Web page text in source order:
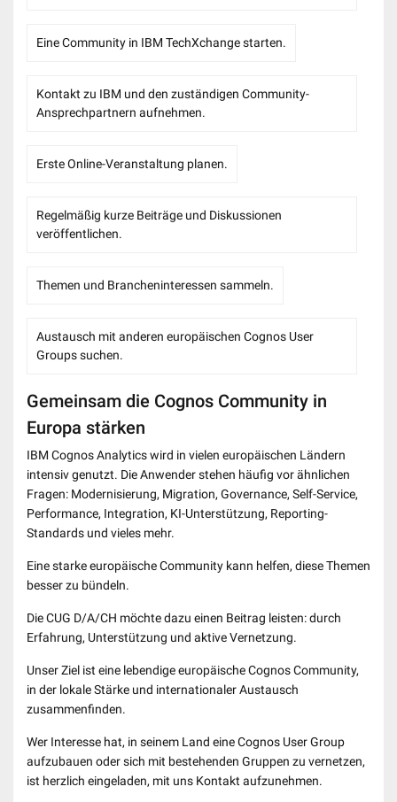
Eine Community in IBM TechXchange starten.
Kontakt zu IBM und den zuständigen Community-
Ansprechpartnern aufnehmen.
Erste Online-Veranstaltung planen.
Regelmäßig kurze Beiträge und Diskussionen
veröffentlichen.
Themen und Brancheninteressen sammeln.
Austausch mit anderen europäischen Cognos User
Groups suchen.
Gemeinsam die Cognos Community in
Europa stärken
IBM Cognos Analytics wird in vielen europäischen Ländern
intensiv genutzt. Die Anwender stehen häufig vor ähnlichen
Fragen: Modernisierung, Migration, Governance, Self-Service,
Performance, Integration, KI-Unterstützung, Reporting-
Standards und vieles mehr.
Eine starke europäische Community kann helfen, diese Themen
besser zu bündeln.
Die CUG D/A/CH möchte dazu einen Beitrag leisten: durch
Erfahrung, Unterstützung und aktive Vernetzung.
Unser Ziel ist eine lebendige europäische Cognos Community,
in der lokale Stärke und internationaler Austausch
zusammenfinden.
Wer Interesse hat, in seinem Land eine Cognos User Group
aufzubauen oder sich mit bestehenden Gruppen zu vernetzen,
ist herzlich eingeladen, mit uns Kontakt aufzunehmen.